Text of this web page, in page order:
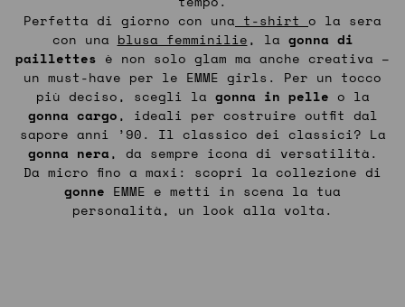
Perfetta di giorno con una t-shirt o la sera
con una blusa femminilie, la gonna di
paillettes è non solo glam ma anche creativa –
un must-have per le EMME girls. Per un tocco
più deciso, scegli la gonna in pelle o la
gonna cargo, ideali per costruire outfit dal
sapore anni ’90. Il classico dei classici? La
gonna nera, da sempre icona di versatilità.
Da micro fino a maxi: scopri la collezione di
gonne EMME e metti in scena la tua
personalità, un look alla volta.